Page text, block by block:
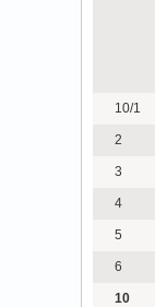
10/1
2
3
4
5
6
10